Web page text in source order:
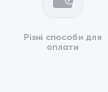
Різні способи для
оплати